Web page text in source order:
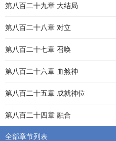
第八百二十九章 大结局
第八百二十八章 对立
第八百二十七章 召唤
第八百二十六章 血煞神
第八百二十五章 成就神位
第八百二十四章 融合
全部章节列表